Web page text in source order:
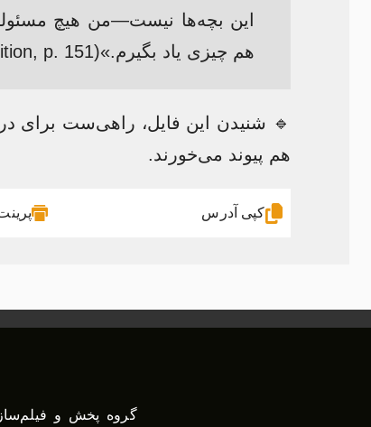
این بچه‌ها نیست—من هیچ
هم چیزی یاد بگیرم.»(Saeed-Vafa & Rosenbaum, Abbas Kiarostami, Expanded Second Edition, p. 151)
🔹 شنیدن این فایل، راهی‌ست برای
هم پیوند می‌خورند.
کپی آدرس